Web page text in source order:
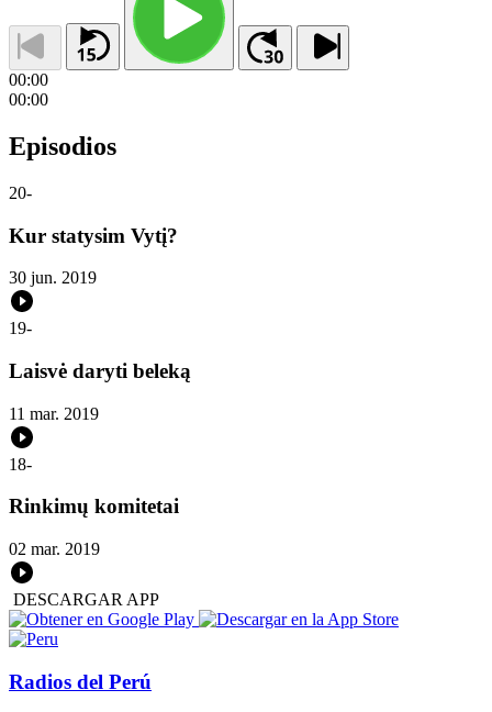
00:00
00:00
Episodios
20-
Kur statysim Vytį?
30 jun. 2019
19-
Laisvė daryti beleką
11 mar. 2019
18-
Rinkimų komitetai
02 mar. 2019
DESCARGAR APP
Radios del Perú